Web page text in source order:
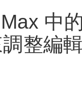
中
整編